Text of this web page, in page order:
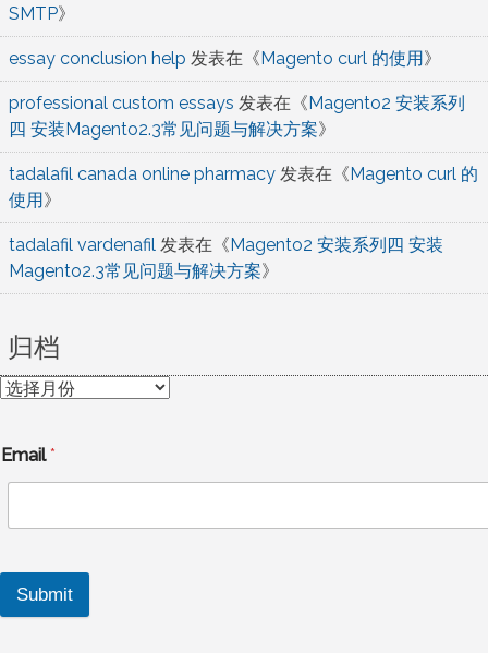
SMTP》
essay conclusion help 发表在《Magento curl 的使用》
professional custom essays 发表在《Magento2 安装系列
四 安装Magento2.3常见问题与解决方案》
tadalafil canada online pharmacy 发表在《Magento curl 的
使用》
tadalafil vardenafil 发表在《Magento2 安装系列四 安装
Magento2.3常见问题与解决方案》
归档
归
Email*
Submit